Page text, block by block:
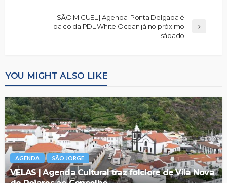
SÃO MIGUEL | Agenda. Ponta Delgada é
palco da PDL White Ocean já no próximo
sábado
YOU MIGHT ALSO LIKE
AGENDA SÃO JORGE
VELAS | Agenda Cultural traz folclore de Vila Nova